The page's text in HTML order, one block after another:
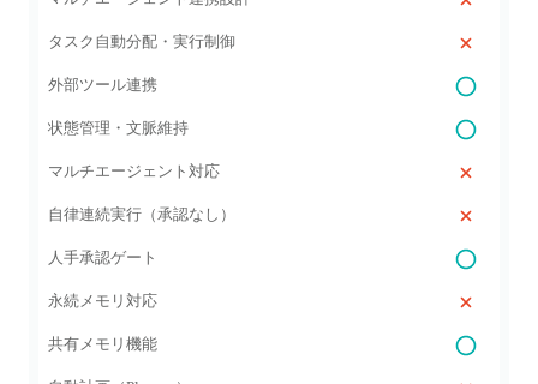
タスク自動分配・実行制御
外部ツール連携
状態管理・文脈維持
マルチエージェント対応
自律連続実行（承認なし）
人手承認ゲート
永続メモリ対応
共有メモリ機能